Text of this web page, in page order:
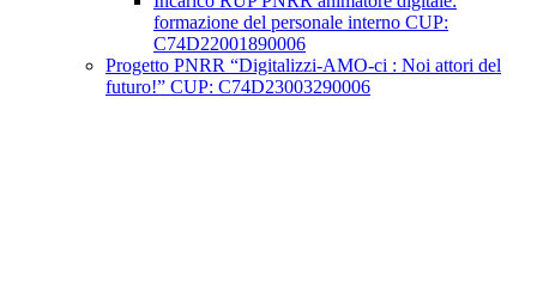
formazione del personale interno CUP:
C74D22001890006
Progetto PNRR “Digitalizzi-AMO-ci : Noi attori del
futuro!” CUP: C74D23003290006